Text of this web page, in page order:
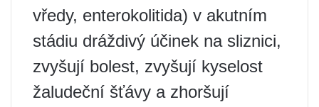
vředy, enterokolitida) v akutním
stádiu dráždivý účinek na sliznici,
zvyšují bolest, zvyšují kyselost
žaludeční šťávy a zhoršují